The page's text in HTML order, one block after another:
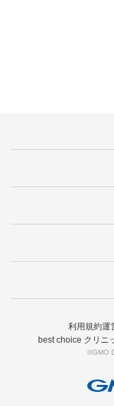
利用規約運
best choice クリニ
©GMO